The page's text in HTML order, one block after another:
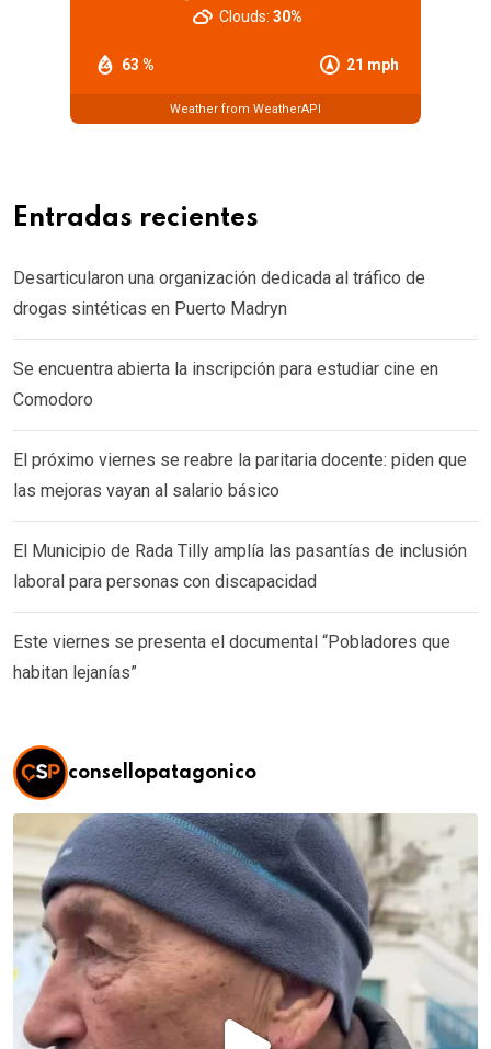
63 % 21 mph
Clouds: 30%
Weather from WeatherAPI
Entradas recientes
Desarticularon una organización dedicada al tráfico de
drogas sintéticas en Puerto Madryn
Se encuentra abierta la inscripción para estudiar cine en
Comodoro
El próximo viernes se reabre la paritaria docente: piden que
las mejoras vayan al salario básico
El Municipio de Rada Tilly amplía las pasantías de inclusión
laboral para personas con discapacidad
Este viernes se presenta el documental “Pobladores que
habitan lejanías”
consellopatagonico